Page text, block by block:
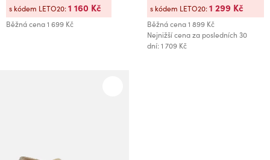
Běžná cena1 699 Kč
s kódem LETO20:1 160 Kč
Běžná cena1 899 Kč
Nejnižší cena za posledních 30
dní: 1 709 Kč
s kódem LETO20:1 299 Kč